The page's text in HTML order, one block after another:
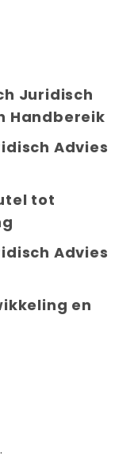
Juridisch
Handbereik
Advies
tot
Advies
en